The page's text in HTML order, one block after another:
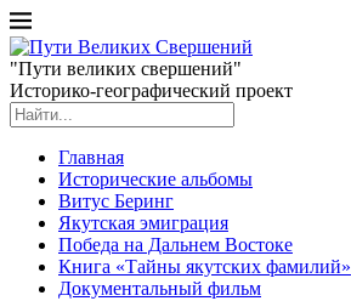
"Пути великих свершений"
Историко-географический проект
Главная
Исторические альбомы
Витус Беринг
Якутская эмиграция
Победа на Дальнем Востоке
Книга «Тайны якутских фамилий»
Документальный фильм